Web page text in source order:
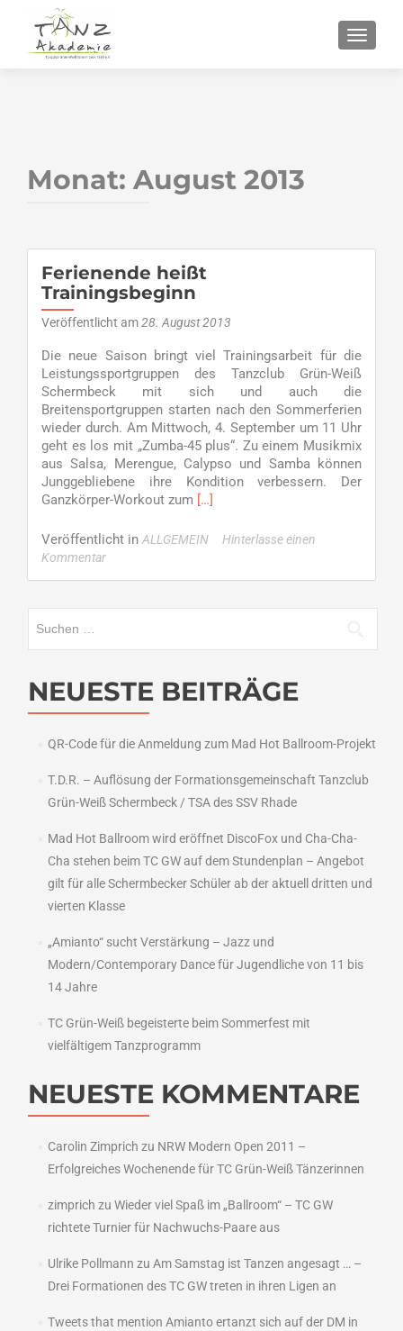
Monat: August 2013
Ferienende heißt
Trainingsbeginn
Veröffentlicht am28. August 2013
Die neue Saison bringt viel Trainingsarbeit für die
Leistungssportgruppen des Tanzclub Grün-Weiß
Schermbeck mit sich und auch die
Breitensportgruppen starten nach den Sommerferien
wieder durch. Am Mittwoch, 4. September um 11 Uhr
geht es los mit „Zumba-45 plus“. Zu einem Musikmix
aus Salsa, Merengue, Calypso und Samba können
Junggebliebene ihre Kondition verbessern. Der
Ganzkörper-Workout zum Read
about
[…]
Veröffentlicht in ALLGEMEIN
Hinterlasse einen
Kommentar
NEUESTE BEITRÄGE
QR-Code für die Anmeldung zum Mad Hot Ballroom-Projekt
T.D.R. – Auflösung der Formationsgemeinschaft Tanzclub
Grün-Weiß Schermbeck / TSA des SSV Rhade
Mad Hot Ballroom wird eröffnet DiscoFox und Cha-Cha-
Cha stehen beim TC GW auf dem Stundenplan – Angebot
gilt für alle Schermbecker Schüler ab der aktuell dritten und
vierten Klasse
„Amianto“ sucht Verstärkung – Jazz und
Modern/Contemporary Dance für Jugendliche von 11 bis
14 Jahre
TC Grün-Weiß begeisterte beim Sommerfest mit
vielfältigem Tanzprogramm
NEUESTE KOMMENTARE
Carolin Zimprich zu NRW Modern Open 2011 –
Erfolgreiches Wochenende für TC Grün-Weiß Tänzerinnen
zimprich zu Wieder viel Spaß im „Ballroom“ – TC GW
richtete Turnier für Nachwuchs-Paare aus
Ulrike Pollmann zu Am Samstag ist Tanzen angesagt … –
Drei Formationen des TC GW treten in ihren Ligen an
Tweets that mention Amianto ertanzt sich auf der DM in